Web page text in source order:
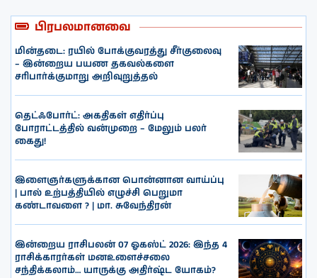
பிரபலமானவை
மின்தடை: ரயில் போக்குவரத்து சீர்குலைவு
– இன்றைய பயண தகவல்களை
சரிபார்க்குமாறு அறிவுறுத்தல்
தெட்ஃபோர்ட்: அகதிகள் எதிர்ப்பு
போராட்டத்தில் வன்முறை – மேலும் பலர்
கைது!
இளைஞர்களுக்கான பொன்னான வாய்ப்பு
| பால் உற்பத்தியில் எழுச்சி பெறுமா
கண்டாவளை ? | மா. சுவேந்திரன்
இன்றைய ராசிபலன் 07 ஓகஸ்ட் 2026: இந்த 4
ராசிக்காரர்கள் மனஉளைச்சலை
சந்திக்கலாம்… யாருக்கு அதிர்ஷ்ட யோகம்?